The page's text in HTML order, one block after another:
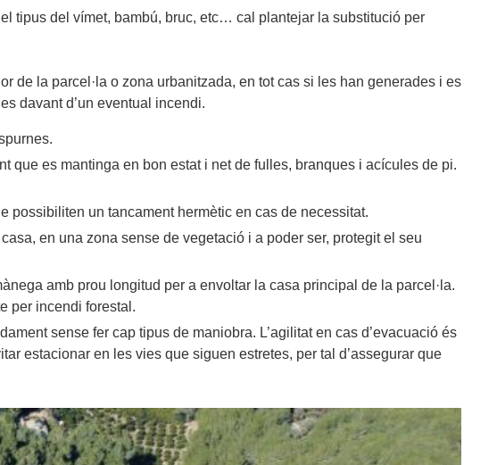
tipus del vímet, bambú, bruc, etc… cal plantejar la substitució per
de la parcel·la o zona urbanitzada, en tot cas si les han generades i es
davant d’un eventual incendi.
que es mantinga en bon estat i net de fulles, branques i acícules de pi.
possibiliten un tancament hermètic en cas de necessitat.
en una zona sense de vegetació i a poder ser, protegit el seu
amb prou longitud per a envoltar la casa principal de la parcel·la.
per incendi forestal.
sense fer cap tipus de maniobra. L’agilitat en cas d’evacuació és
estacionar en les vies que siguen estretes, per tal d’assegurar que